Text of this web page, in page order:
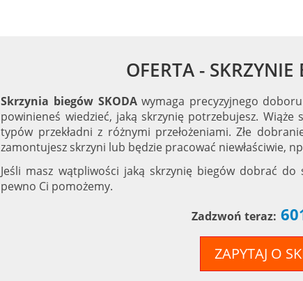
OFERTA -
Skrzynia biegów SKODAwymaga precyzyjnego
powinieneś wiedzieć, jaką skrzynię potrzebujesz.
typów przekładni z różnymi przełożeniami. Złe
zamontujesz skrzyni lub będzie pracować niewłaściwie,
Jeśli masz wątpliwości jaką skrzynię biegów dobrać do
pewno Ci pomożemy.
Zadzwoń teraz:
ZAPYTAJ O